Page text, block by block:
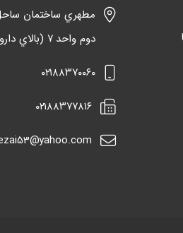
دوم واحد ٧ (بالاي داروخانه پرسيان)
٠٢١٨٨٣٧٠٠٦٠
٠٢١٨٨٣٧٧٨١٦